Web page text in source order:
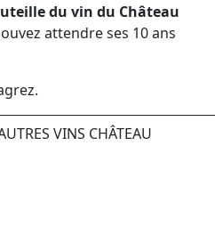
du vin du Château
attendre ses 10 ans
VINS CHÂTEAU